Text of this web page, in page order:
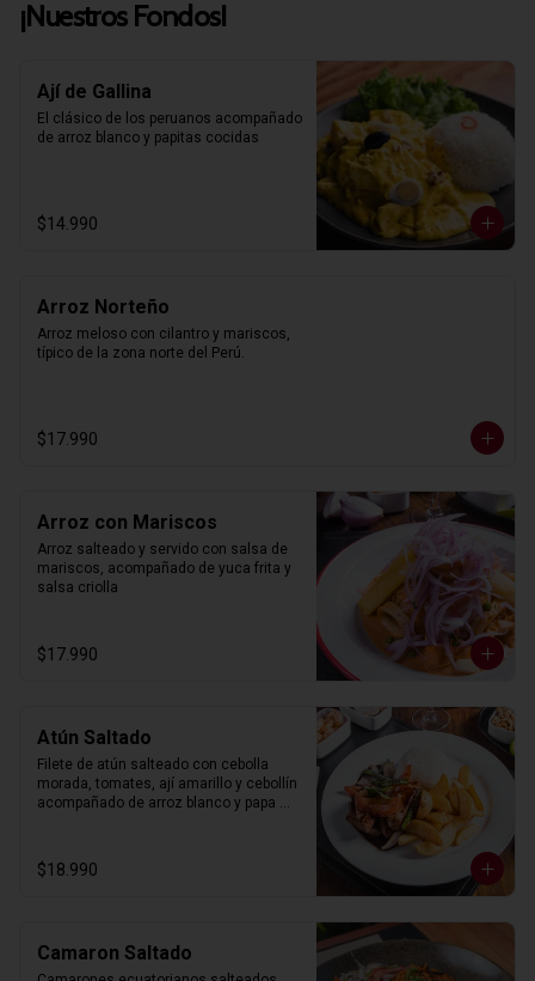
¡Nuestros Fondos!
Ají de Gallina
El clásico de los peruanos acompañado
de arroz blanco y papitas cocidas
$14.990
Arroz Norteño
Arroz meloso con cilantro y mariscos,
típico de la zona norte del Perú.
$17.990
Arroz con Mariscos
Arroz salteado y servido con salsa de
mariscos, acompañado de yuca frita y
salsa criolla
$17.990
Atún Saltado
Filete de atún salteado con cebolla
morada, tomates, ají amarillo y cebollín
acompañado de arroz blanco y papa
$18.990
Camaron Saltado